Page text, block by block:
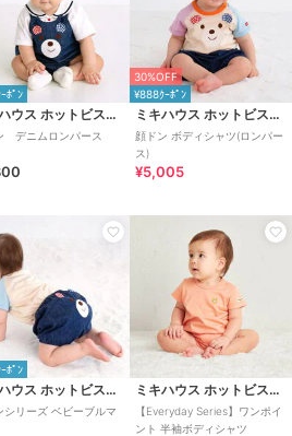
ﾎﾟﾝ
ミキハウス ホットビスケッツ
デニムロンパース
30%OFF
¥888ｸｰﾎﾟﾝ
ミキハウス ホットビスケッツ
顔ドン ボディシャツ(ロンパー
ス)
¥5,005
ﾎﾟﾝ
ミキハウス ホットビスケッツ
シリーズ ベビーブルマ
ミキハウス ホットビスケッツ
【Everyday Series】ワンポイ
ント 半袖ボディシャツ